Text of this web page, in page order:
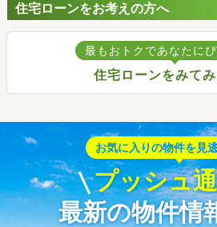
住宅ローンをお考えの方へ
最もおトクであなたに
住宅ローンをみてみ
お気に入りの物件を見
プッシュ
最新の物件情